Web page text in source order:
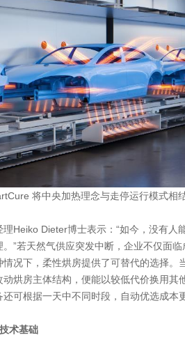
将中央加热理念与走停运行模式相
理Heiko Dieter博士表示：“如今，没有人
。”若天然气供应突发中断，企业不仅面
情况下，柔性烘房提供了可替代的选择。
动烘房主体结构，便能以较低代价换用其
还可根据一天中不同时段，自动优选成本
术基础